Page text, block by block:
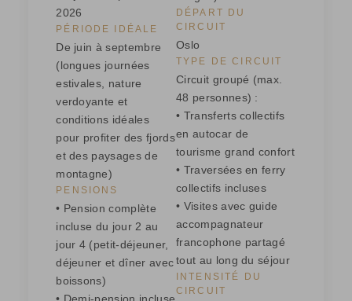
2026
PÉRIODE IDÉALE
De juin à septembre
(longues journées
estivales, nature
verdoyante et
conditions idéales
pour profiter des fjords
et des paysages de
montagne)
PENSIONS
• Pension complète
incluse du jour 2 au
jour 4 (petit-déjeuner,
déjeuner et dîner avec
boissons)
DÉPART DU
CIRCUIT
Oslo
TYPE DE CIRCUIT
Circuit groupé (max.
48 personnes) :
• Transferts collectifs
en autocar de
tourisme grand confort
• Traversées en ferry
collectifs incluses
• Visites avec guide
accompagnateur
francophone partagé
tout au long du séjour
INTENSITÉ DU
CIRCUIT